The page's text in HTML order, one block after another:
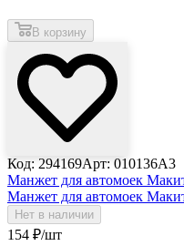
В корзину
Код: 294169Арт: 010136A3
Манжет для автомоек
Манжет для автомоек
Нет в наличии
154 ₽/шт